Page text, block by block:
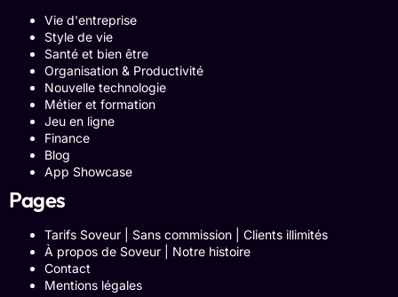
Vie d'entreprise
Style de vie
Santé et bien être
Organisation & Productivité
Nouvelle technologie
Métier et formation
Jeu en ligne
Finance
Blog
App Showcase
Pages
Tarifs Soveur | Sans commission | Clients illimités
À propos de Soveur | Notre histoire
Contact
Mentions légales